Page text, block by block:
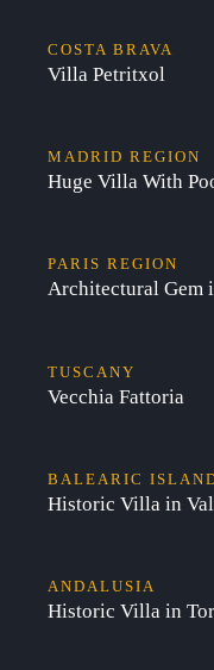
COSTA BRAVA
Villa Petritxol
MADRID REGION
Huge Villa With
PARIS REGION
Architectural Gem
TUSCANY
Vecchia Fattoria
BALEARIC
Historic Villa in
ANDALUSIA
Historic Villa in